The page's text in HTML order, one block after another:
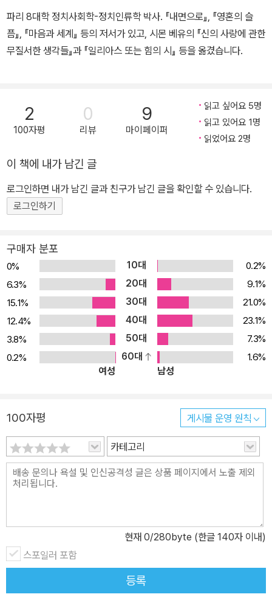
8대학, 파리 고등사범학교 교수 역임, 프랑스현대철학연구소(CIEPF
C) 창설, 다양한 정치 집회 및 활동 참여 등 이론과 현실 모두에서 활
발한 작업을 이어가고 있다.
파리 8대학 정치사회학-정치인류학 박사. 『내면으로』, 『영혼의 슬
픔』, 『마음과 세계』 등의 저서가 있고, 시몬 베유의 『신의 사랑에 관한
무질서한 생각들』과 『일리아스 또는 힘의 시』 등을 옮겼습니다.
2
100자평
0
리뷰
9
마이페이퍼
읽고 싶어요 5명
읽고 있어요 1명
읽었어요 2명
이 책에 내가 남긴 글
로그인하면 내가 남긴 글과 친구가 남긴 글을 확인할 수 있습니다.
로그인하기
구매자 분포
0% 10대
0.2%
6.3%
20대
9.1%
15.1%
30대
21.0%
12.4%
40대
23.1%
3.8%
50대
7.3%
0.2%
60대
1.6%
여성
남성
100자평 게시물 운영 원칙
카테고리
현재 0/280byte (한글 140자 이내)
스포일러 포함
등록